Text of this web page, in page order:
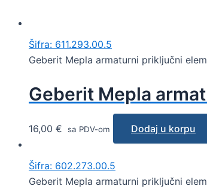
Šifra: 611.293.00.5
Geberit Mepla armaturni priključni
Geberit Mepla
16,00 € sa PDV-om Dodaj u korpu
Šifra: 602.273.00.5
Geberit Mepla armaturni priključni